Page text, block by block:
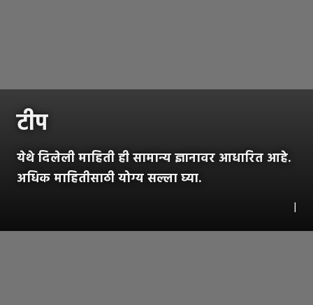
टीप
येथे दिलेली माहिती ही सामान्य ज्ञानावर आधारित आहे.
अधिक माहितीसाठी योग्य सल्ला घ्या.
|